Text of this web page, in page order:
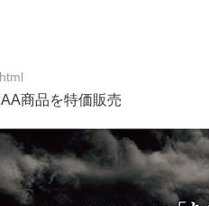
商品を特価販売